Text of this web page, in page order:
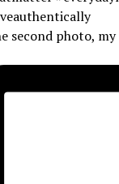
second photo,